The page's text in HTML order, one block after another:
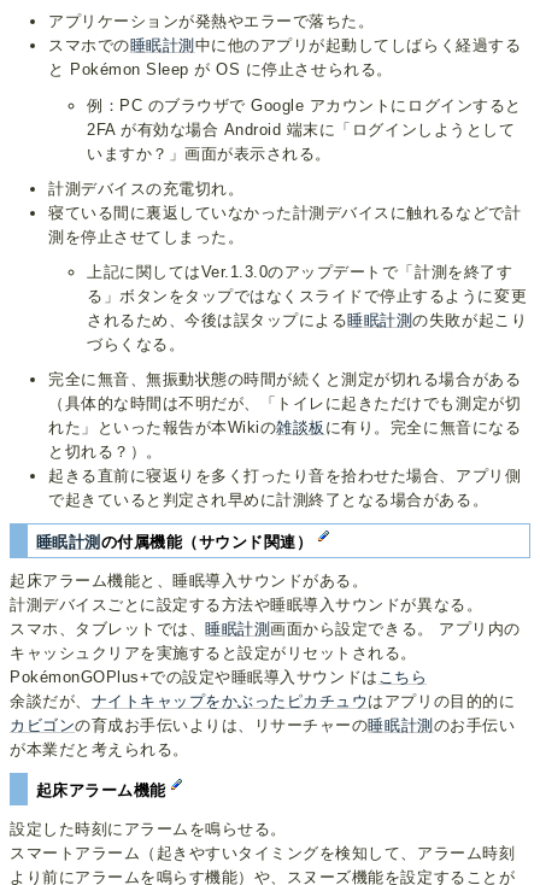
アプリケーションが発熱やエラーで落ちた。
スマホでの睡眠計測 中に他のアプリが起動してしばらく経過する
と Pokémon Sleep が OS に停止させられる。
例：PC のブラウザで Google アカウントにログインすると
2FA が有効な場合 Android 端末に「ログインしようとして
いますか？」画面が表示される。
計測デバイスの充電切れ。
寝ている間に裏返していなかった計測デバイスに触れるなどで計
測を停止させてしまった。
上記に関してはVer.1.3.0のアップデートで「計測を終了す
る」ボタンをタップではなくスライドで停止するように変更
されるため、今後は誤タップによる睡眠計測の失敗が起こり
づらくなる。
完全に無音、無振動状態の時間が続くと測定が切れる場合がある
（具体的な時間は不明だが、「トイレに起きただけでも測定が切
れた」といった報告が本Wikiの雑談板 に有り。完全に無音になる
と切れる？）。
起きる直前に寝返りを多く打ったり音を拾わせた場合、アプリ側
で起きていると判定され早めに計測終了となる場合がある。
睡眠計測 の付属機能（サウンド関連）
起床アラーム機能と、睡眠導入サウンドがある。
計測デバイスごとに設定する方法や睡眠導入サウンドが異なる。
スマホ、タブレットでは、 睡眠計測画面から設定できる。 アプリ内の
キャッシュクリアを実施すると設定がリセットされる。
PokémonGOPlus+での設定や睡眠導入サウンドは こちら
余談だが、 ナイトキャップをかぶったピカチュウ はアプリの目的的に
カビゴンの育成お手伝いよりは、リサーチャーの睡眠計測 のお手伝い
が本業だと考えられる。
起床アラーム機能
設定した時刻にアラームを鳴らせる。
スマートアラーム（起きやすいタイミングを検知して、アラーム時刻
より前にアラームを鳴らす機能）や、スヌーズ機能を設定することが